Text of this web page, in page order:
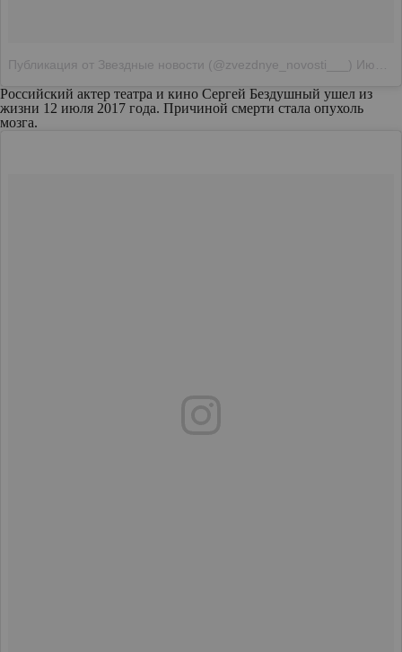
Публикация от Звездные новости (@zvezdnye_novosti___) Июл 13 2017 в 4:18 PDT
Российский актер театра и кино Сергей Бездушный ушел из
жизни 12 июля 2017 года. Причиной смерти стала опухоль
мозга.